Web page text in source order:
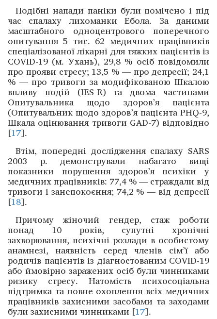
Подібні напади паніки були помічено і під
час спалаху лихоманки Ебола. За даними
масштабного одноцентрового поперечного
опитування 5 тис. 62 медичних працівників
спеціалізованої лікарні для тяжких пацієнтів із
COVID-19 (м. Ухань), 29,8 % осіб повідомили
про прояви стресу; 13,5 % — про депресії; 24,1
% — про тривоги за модифікованою Шкалою
впливу подій (IES-R) та ­двома ­частинами
Опитувальника щодо здоров’я пацієнта
(Опитувальник щодо здоров’я пацієнта PHQ-9,
Шкала оцінювання тривоги GAD-7) відповідно
[17].
Втім, попередні дослід­жен­ня спалаху SARS
2003 р. демонстрували набагато вищі
показники порушення здоров’я психіки у
медичних працівників: 77,4 % — страждали від
тривоги і занепокоєння; 74,2 % — від депресії
[18].
Причому жіночий гендер, стаж роботи
понад 10 років, супутні хронічні
захворювання, психічні розлади в особистому
анамнезі, наявність серед членів сім’ї або
родичів пацієнтів із діагностованим COVID-19
або ймовірно заражених осіб були чинниками
ризику стресу. Натомість психосоціальна
підтримка та повне охоплення всіх медичних
працівників захисними засобами та заходами
були захисними чинниками [17].